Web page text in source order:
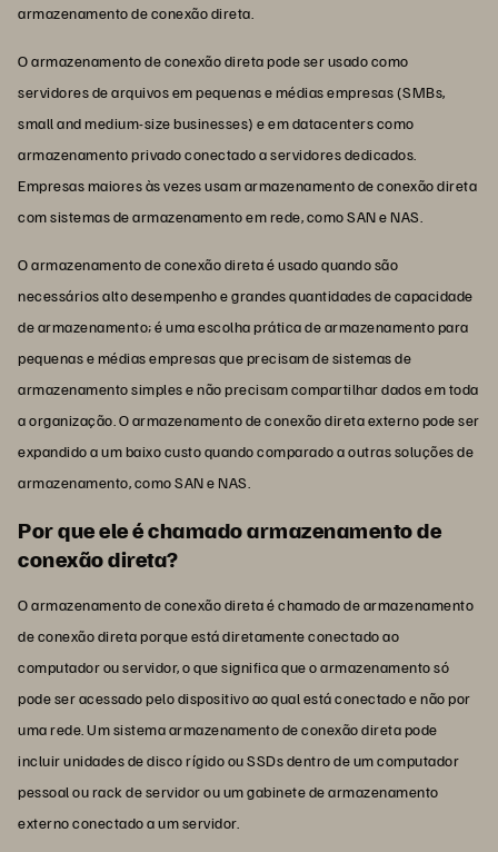
armazenamento de conexão direta.
O armazenamento de conexão direta pode ser usado como
servidores de arquivos em pequenas e médias empresas (SMBs,
small and medium-size businesses) e em datacenters como
armazenamento privado conectado a servidores dedicados.
Empresas maiores às vezes usam armazenamento de conexão direta
com sistemas de armazenamento em rede, como SAN e NAS.
O armazenamento de conexão direta é usado quando são
necessários alto desempenho e grandes quantidades de capacidade
de armazenamento; é uma escolha prática de armazenamento para
pequenas e médias empresas que precisam de sistemas de
armazenamento simples e não precisam compartilhar dados em toda
a organização. O armazenamento de conexão direta externo pode ser
expandido a um baixo custo quando comparado a outras soluções de
armazenamento, como SAN e NAS.
Por que ele é chamado armazenamento de
conexão direta?
O armazenamento de conexão direta é chamado de armazenamento
de conexão direta porque está diretamente conectado ao
computador ou servidor, o que significa que o armazenamento só
pode ser acessado pelo dispositivo ao qual está conectado e não por
uma rede. Um sistema armazenamento de conexão direta pode
incluir unidades de disco rígido ou SSDs dentro de um computador
pessoal ou rack de servidor ou um gabinete de armazenamento
externo conectado a um servidor.